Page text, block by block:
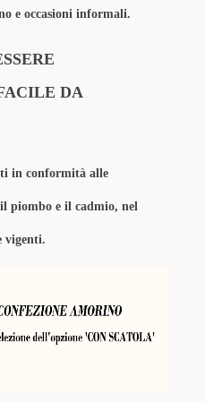
e occasioni informali.
DA
in conformità alle
piombo e il cadmio, nel
vigenti.